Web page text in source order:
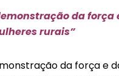
da
rurais”
da força e